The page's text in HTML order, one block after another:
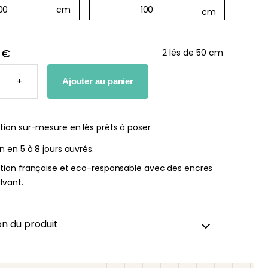
bébé Mes
fois
Affiche personnalisée
petits carreaux pour enfant
de
€ 2 lés de 50 cm
+ Ajouter au panier
sur-mesure en lés prêts à poser
en 5 à 8 jours ouvrés.
française et eco-responsable avec des encres
du produit